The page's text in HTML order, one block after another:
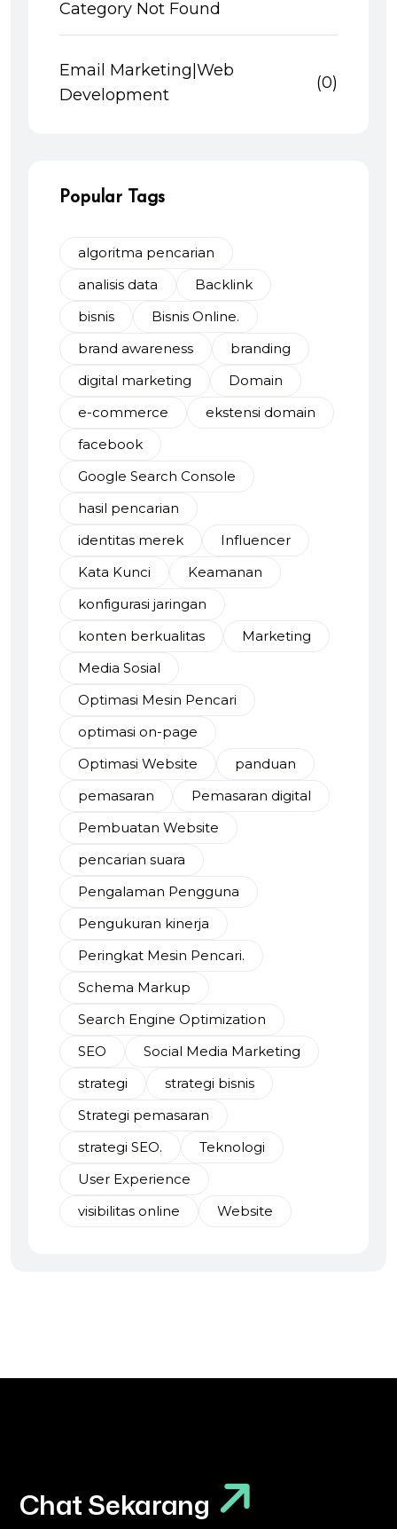
Category Not Found
Email Marketing|Web
Development
(0)
Popular Tags
algoritma pencarian
analisis data
Backlink
bisnis
Bisnis Online.
brand awareness
branding
digital marketing
Domain
e-commerce
ekstensi domain
facebook
Google Search Console
hasil pencarian
identitas merek
Influencer
Kata Kunci
Keamanan
konfigurasi jaringan
konten berkualitas
Marketing
Media Sosial
Optimasi Mesin Pencari
optimasi on-page
Optimasi Website
panduan
pemasaran
Pemasaran digital
Pembuatan Website
pencarian suara
Pengalaman Pengguna
Pengukuran kinerja
Peringkat Mesin Pencari.
Schema Markup
Search Engine Optimization
SEO
Social Media Marketing
strategi
strategi bisnis
Strategi pemasaran
strategi SEO.
Teknologi
User Experience
visibilitas online
Website
Chat Sekarang